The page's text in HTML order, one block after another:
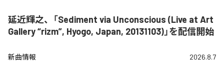
延近輝之、「Sediment via Unconscious (Live at Art
Gallery “rizm”, Hyogo, Japan, 20131103)」を配信開始
新曲情報 2026.8.7